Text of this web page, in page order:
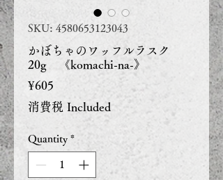
SKU: 4580653123043
かぼちゃのワッフルラスク
20g 《komachi-na-》
¥605
消費税 Included
Quantity *